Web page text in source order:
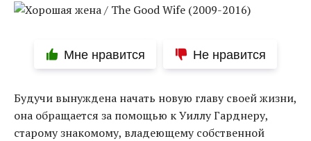
Мне нравится Не нравится
Будучи вынуждена начать новую главу своей жизни,
она обращается за помощью к Уиллу Гарднеру,
старому знакомому, владеющему собственной